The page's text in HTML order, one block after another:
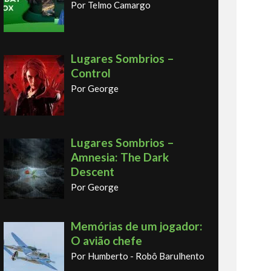
Por Telmo Camargo
Lugares Sombrios –
Control
Por George
Lugares Sombrios –
Amnesia: The Dark
Descent
Por George
Memórias de um jogador:
O avião chefe
Por Humberto - Robô Barulhento